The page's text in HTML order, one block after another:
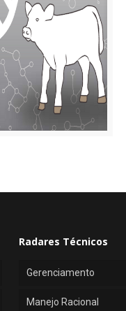
Radares Técnicos
Gerenciamento
Manejo Racional